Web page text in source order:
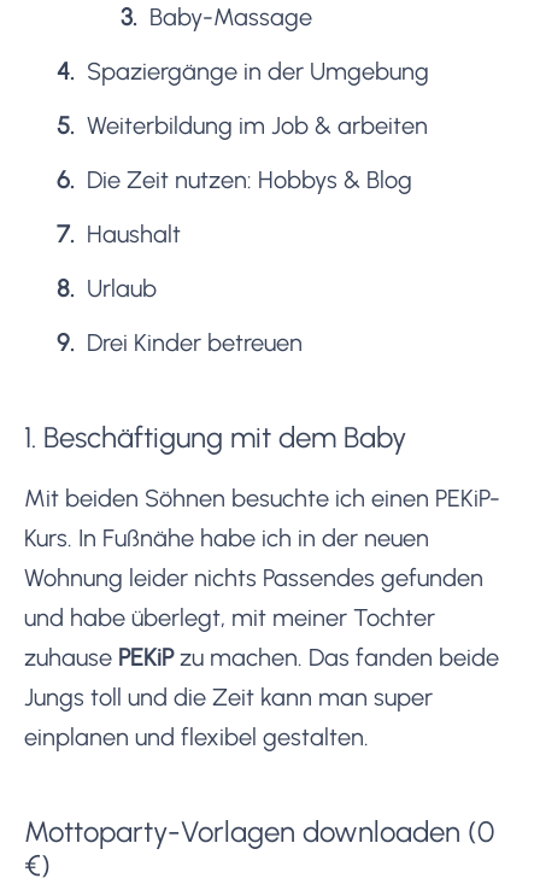
Baby-Massage
Spaziergänge in der Umgebung
Weiterbildung im Job & arbeiten
Die Zeit nutzen: Hobbys & Blog
Haushalt
Urlaub
Drei Kinder betreuen
1. Beschäftigung mit dem Baby
Mit beiden Söhnen besuchte ich einen PEKiP-
Kurs. In Fußnähe habe ich in der neuen
Wohnung leider nichts Passendes gefunden
und habe überlegt, mit meiner Tochter
zuhause PEKiPzu machen. Das fanden beide
Jungs toll und die Zeit kann man super
einplanen und flexibel gestalten.
Mottoparty-Vorlagen downloaden (0
€)